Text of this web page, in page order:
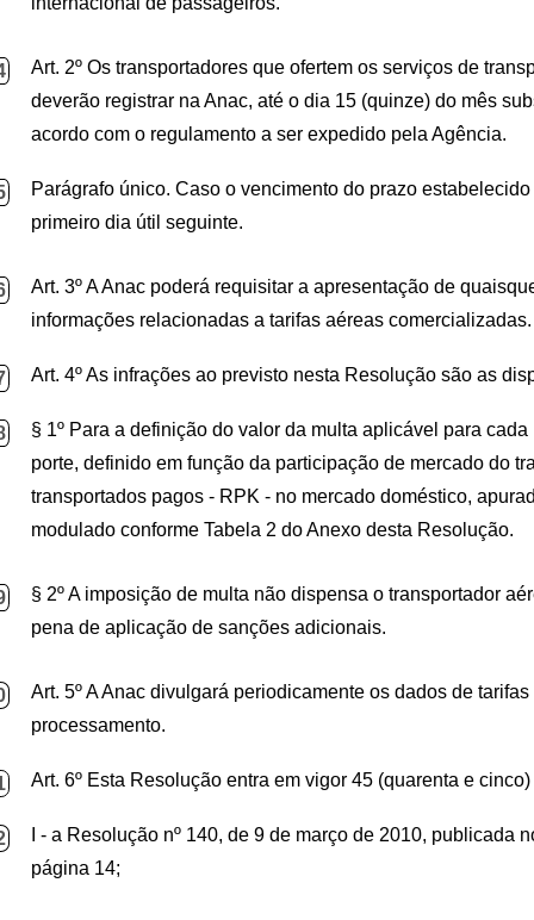
Art. 2º Os transportadores que ofertem os serviços de
deverão registrar na Anac, até o dia 15 (quinze) do mês
acordo com o regulamento a ser expedido pela Agência.
Parágrafo único. Caso o vencimento do prazo
primeiro dia útil seguinte.
Art. 3º A Anac poderá requisitar a apresentação de
informações relacionadas a tarifas aéreas comercializadas.
Art. 4º As infrações ao previsto nesta Resolução são as
§ 1º Para a definição do valor da multa aplicável para
porte, definido em função da participação de mercado do
transportados pagos - RPK - no mercado doméstico,
modulado conforme Tabela 2 do Anexo desta Resolução.
§ 2º A imposição de multa não dispensa o transportador
pena de aplicação de sanções adicionais.
Art. 5º A Anac divulgará periodicamente os dados de
processamento.
Art. 6º Esta Resolução entra em vigor 45 (quarenta e
I - a Resolução nº 140, de 9 de março de 2010,
página 14;